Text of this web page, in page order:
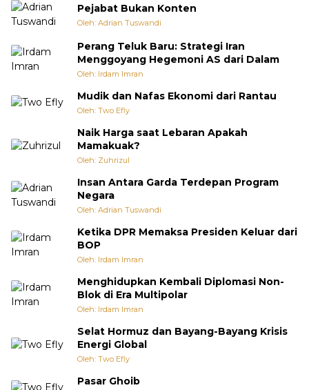
Pejabat Bukan Konten
Oleh: Adrian Tuswandi
Perang Teluk Baru: Strategi Iran
Menggoyang Hegemoni AS dari Dalam
Oleh: Irdam Imran
Mudik dan Nafas Ekonomi dari Rantau
Oleh: Two Efly
Naik Harga saat Lebaran Apakah
Mamakuak?
Oleh: Zuhrizul
Insan Antara Garda Terdepan Program
Negara
Oleh: Adrian Tuswandi
Ketika DPR Memaksa Presiden Keluar dari
BOP
Oleh: Irdam Imran
Menghidupkan Kembali Diplomasi Non-
Blok di Era Multipolar
Oleh: Irdam Imran
Selat Hormuz dan Bayang-Bayang Krisis
Energi Global
Oleh: Two Efly
Pasar Ghoib